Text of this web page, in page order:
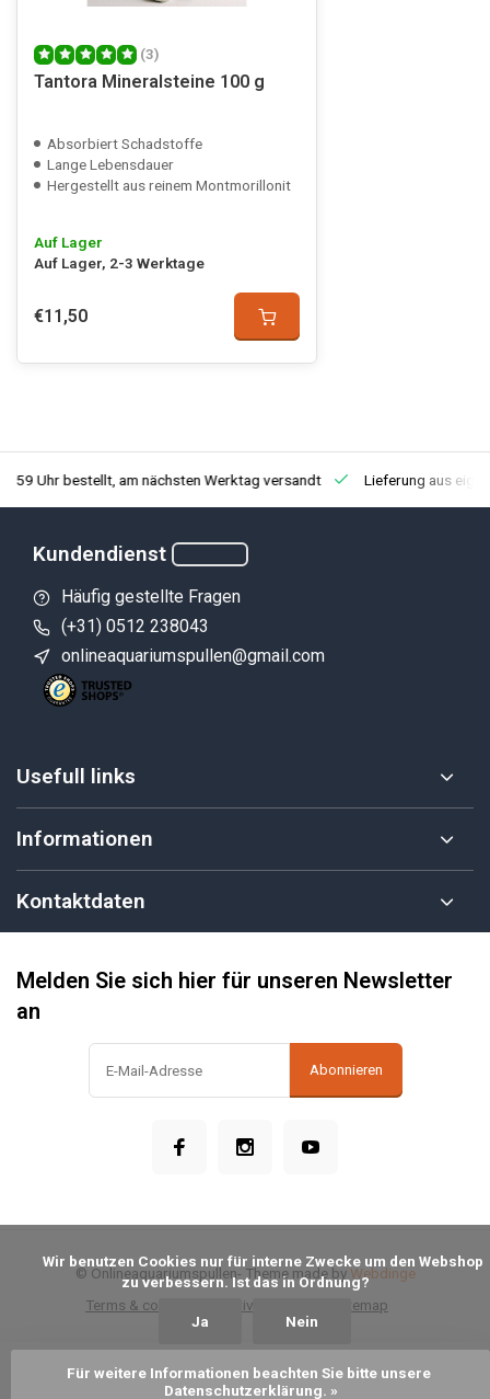
Zum Warenkorb hinzufügen
(3)
Tantora Mineralsteine 100 g
Absorbiert Schadstoffe
Lange Lebensdauer
Hergestellt aus reinem Montmorillonit
Auf Lager
Auf Lager, 2-3 Werktage
€11,50
Uhr bestellt, am nächsten Werktag versandt Lieferung aus
Kundendienst
Häufig gestellte Fragen
(+31) 0512 238043
onlineaquariumspullen@gmail.com
Usefull links
Informationen
Kontaktdaten
Melden Sie sich hier für unseren Newsletter
an
Abonnieren
Terms & conditions Privacy Policy Sitemap
© Onlineaquariumspullen- Theme made by Webdinge
zu verbessern. Ist das in Ordnung?
Ja Nein
Für weitere Informationen beachten Sie bitte unsere
Datenschutzerklärung. »